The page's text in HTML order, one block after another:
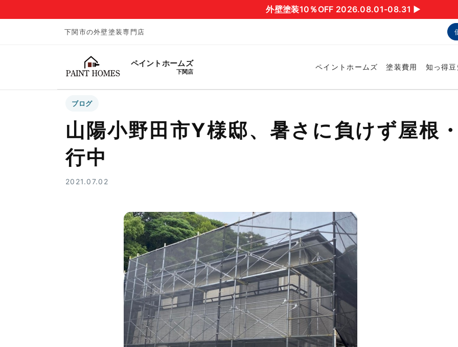
外壁塗装10％OFF 2026.08.01-08.31 ▶︎
下関市の外壁塗装専門店
ペイントホームズ
下関店
ペイントホームズ 塗装費用 知っ得
ブログ
山陽小野田市Y様邸、暑さに負けず屋根
行中
2021.07.02